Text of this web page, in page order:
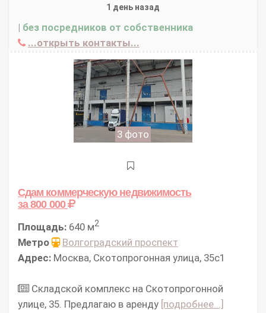
1 день назад
| без посредников от собственника
...открыть контакты...
3 фото
Сдам коммерческую недвижимость
за 800 000
Площадь: 640 м2
Метро
Волгоградский проспект
Адрес: Москва, Скотопрогонная улица, 35с1
Складской комплекс на Скотопрогонной
улице, 35. Предлагаю в аренду [подробнее...]